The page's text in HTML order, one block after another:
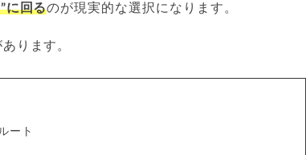
に回るのが現実的な選択になります。
ります。
ート